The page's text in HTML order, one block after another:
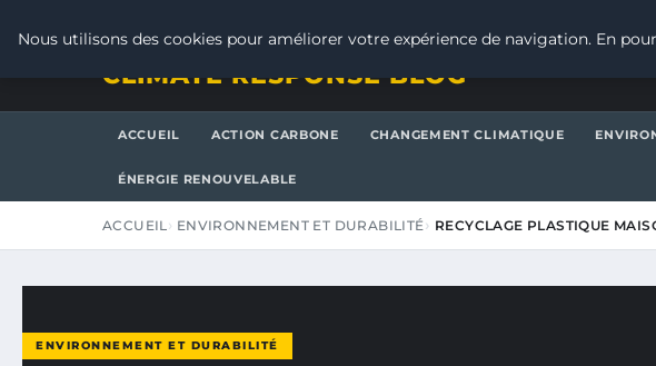
CLIMATE RESPONSE BLOG
ACCUEIL ACTION CARBONE CHANGEMENT CLIMATIQUE
ÉNERGIE RENOUVELABLE
ACCUEIL ENVIRONNEMENT ET DURABILITÉ RECYCLAGE PLASTIQUE
ENVIRONNEMENT ET DURABILITÉ
Nous utilisons des cookies pour améliorer votre expérience de navigation. En